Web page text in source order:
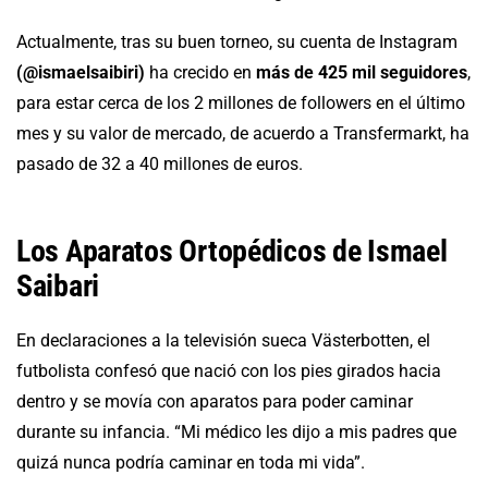
Actualmente, tras su buen torneo, su cuenta de Instagram
(@ismaelsaibiri) ha crecido en más de 425 mil seguidores,
para estar cerca de los 2 millones de followers en el último
mes y su valor de mercado, de acuerdo a Transfermarkt, ha
pasado de 32 a 40 millones de euros.
Los Aparatos Ortopédicos de Ismael
Saibari
En declaraciones a la televisión sueca Västerbotten, el
futbolista confesó que nació con los pies girados hacia
dentro y se movía con aparatos para poder caminar
durante su infancia. “Mi médico les dijo a mis padres que
quizá nunca podría caminar en toda mi vida”.